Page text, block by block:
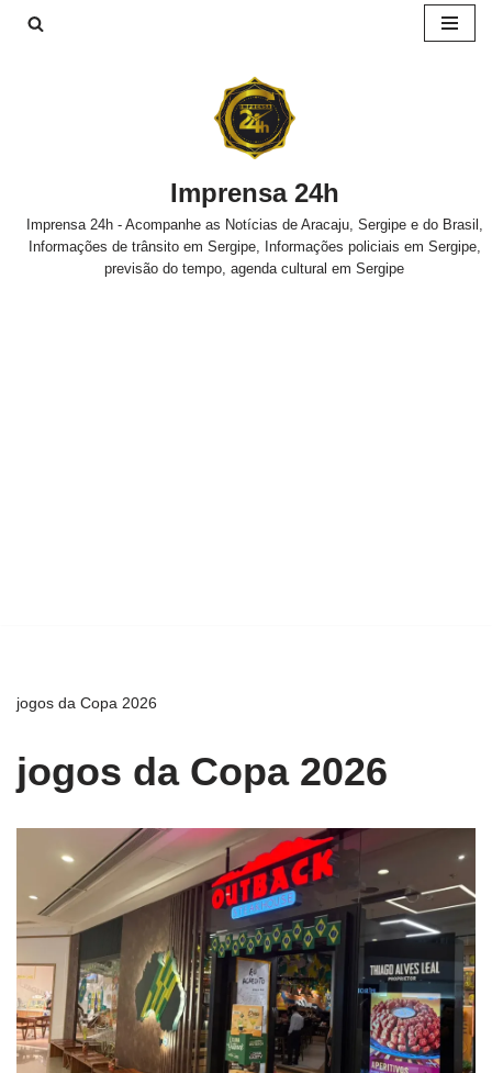
Imprensa 24h
Imprensa 24h - Acompanhe as Notícias de Aracaju, Sergipe e do Brasil,
Informações de trânsito em Sergipe, Informações policiais em Sergipe,
previsão do tempo, agenda cultural em Sergipe
jogos da Copa 2026
jogos da Copa 2026